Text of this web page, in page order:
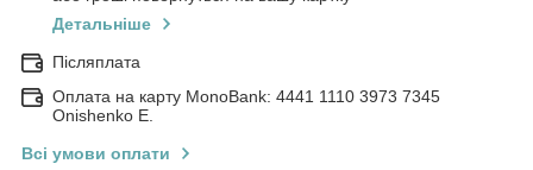
Детальніше
Післяплата
Оплата на карту MonoBank: 4441 1110 3973 7345
Onishenko E.
Всі умови оплати